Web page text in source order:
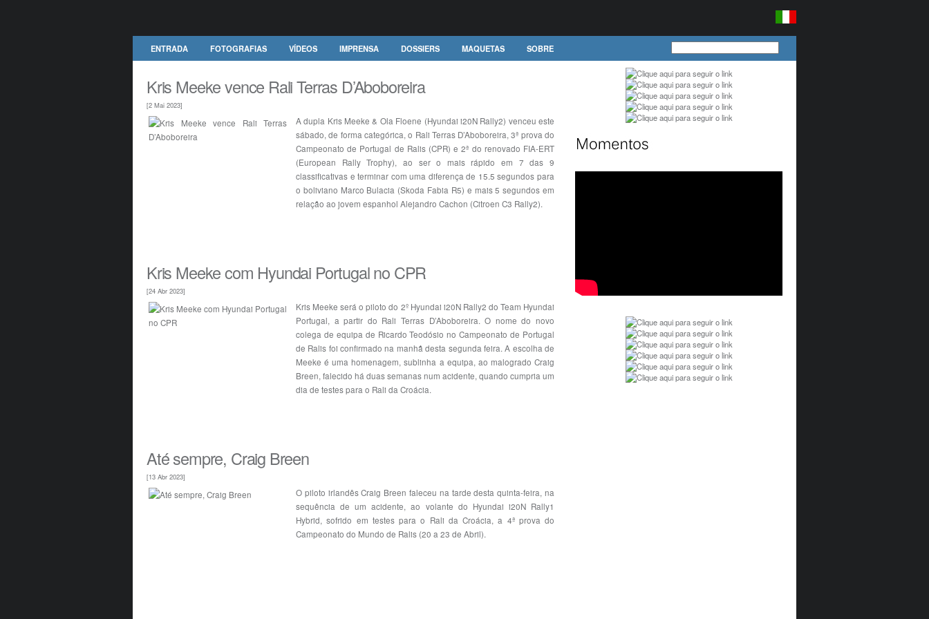
ENTRADA FOTOGRAFIAS VÍDEOS IMPRENSA DOSSIERS MAQUETAS SOBRE
Kris Meeke vence Rali Terras D’Aboboreira
[2 Mai 2023]
A dupla Kris Meeke & Ola Floene (Hyundai i20N Rally2) venceu este
sábado, de forma categórica, o Rali Terras D’Aboboreira, 3ª prova do
Campeonato de Portugal de Ralis (CPR) e 2ª do renovado FIA-ERT
(European Rally Trophy), ao ser o mais rápido em 7 das 9
classificativas e terminar com uma diferença de 15.5 segundos para
o boliviano Marco Bulacia (Skoda Fabia R5) e mais 5 segundos em
relação ao jovem espanhol Alejandro Cachon (Citroen C3 Rally2).
Kris Meeke com Hyundai Portugal no CPR
[24 Abr 2023]
Kris Meeke será o piloto do 2º Hyundai i20N Rally2 do Team Hyundai
Portugal, a partir do Rali Terras D’Aboboreira. O nome do novo
colega de equipa de Ricardo Teodósio no Campeonato de Portugal
de Ralis foi confirmado na manhã desta segunda feira. A escolha de
Meeke é uma homenagem, sublinha a equipa, ao malogrado Craig
Breen, falecido há duas semanas num acidente, quando cumpria um
dia de testes para o Rali da Croácia.
Até sempre, Craig Breen
[13 Abr 2023]
O piloto irlandês Craig Breen faleceu na tarde desta quinta-feira, na
sequência de um acidente, ao volante do Hyundai i20N Rally1
Hybrid, sofrido em testes para o Rali da Croácia, a 4ª prova do
Campeonato do Mundo de Ralis (20 a 23 de Abril).